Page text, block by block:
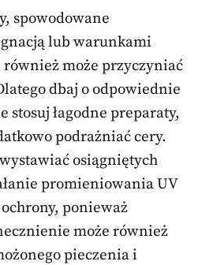
spowodowane
lub warunkami
może przyczyniać
dbaj o odpowiednie
stosuj łagodne preparaty,
podrażniać cery.
osiągniętych
promieniowania UV
ponieważ
może również
pieczenia i